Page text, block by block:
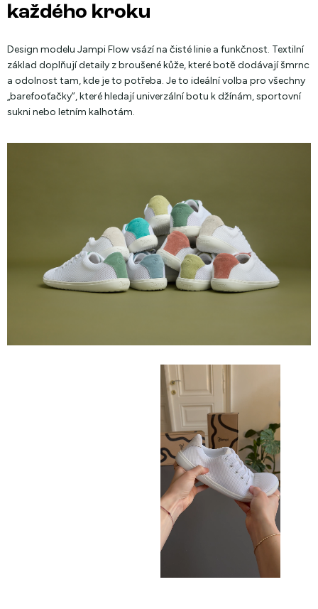
každého kroku
Design modelu Jampi Flow vsází na čisté linie a funkčnost. Textilní
základ doplňují detaily z broušené kůže, které botě dodávají šmrnc
a odolnost tam, kde je to potřeba. Je to ideální volba pro všechny
„barefooťačky”, které hledají univerzální botu k džínám, sportovní
sukni nebo letním kalhotám.